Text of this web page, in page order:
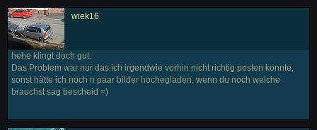
wiek16
hehe klingt doch gut.
Das Problem war nur das ich irgendwie vorhin nicht richtig posten konnte,
sonst hätte ich noch n paar bilder hochegladen. wenn du noch welche
brauchst sag bescheid =)